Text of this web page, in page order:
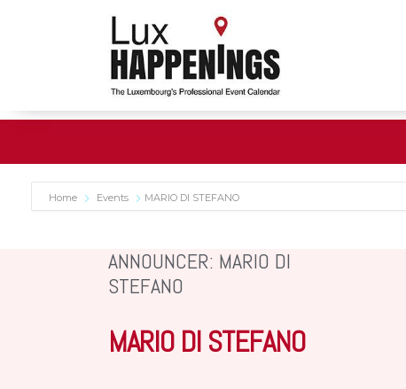
Home Events MARIO DI STEFANO
ANNOUNCER: MARIO DI
STEFANO
MARIO DI STEFANO